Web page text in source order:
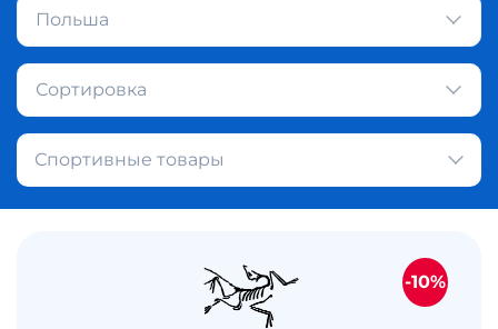
Польша
Сортировка
Спортивные товары
-10%